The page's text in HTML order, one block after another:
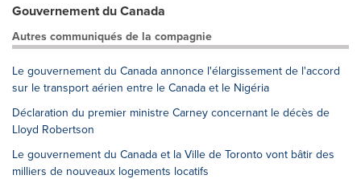
Gouvernement du Canada
Autres communiqués de la compagnie
Le gouvernement du Canada annonce l'élargissement de l'accord
sur le transport aérien entre le Canada et le Nigéria
Déclaration du premier ministre Carney concernant le décès de
Lloyd Robertson
Le gouvernement du Canada et la Ville de Toronto vont bâtir des
milliers de nouveaux logements locatifs